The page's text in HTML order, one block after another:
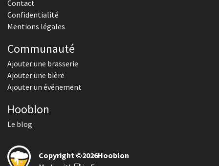
Contact
Confidentialité
Mentions légales
Communauté
Ajouter une brasserie
Ajouter une bière
Ajouter un événement
Hooblon
Le blog
Copyright ©2026Hooblon